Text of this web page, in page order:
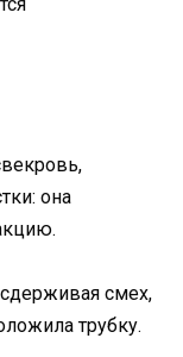
она
смех,
трубку.